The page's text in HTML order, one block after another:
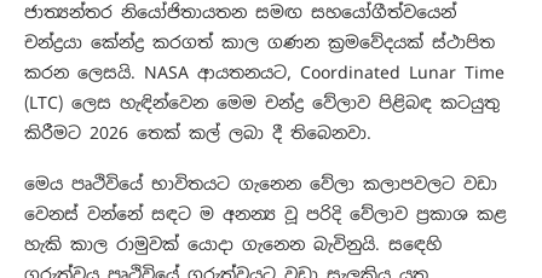
ජාත්‍යන්තර නියෝජිතායතන සමඟ සහයෝගීත්වයෙන්
චන්ද්‍රයා කේන්ද්‍ර කරගත් කාල ගණන ක්‍රමවේදයක් ස්ථාපිත
කරන ලෙසයි. NASA ආයතනයට, Coordinated Lunar Time
(LTC) ලෙස හැඳින්වෙන මෙම චන්ද්‍ර වේලාව පිළිබඳ කටයුතු
කිරීමට 2026 තෙක් කල් ලබා දී තිබෙනවා.
මෙය පෘථිවියේ භාවිතයට ගැනෙන වේලා කලාපවලට වඩා
වෙනස් වන්නේ සඳට ම අනන්‍ය වූ පරිදි වේලාව ප්‍රකාශ කළ
හැකි කාල රාමුවක් යොදා ගැනෙන බැවිනුයි. සඳෙහි